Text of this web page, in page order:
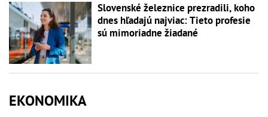
Slovenské železnice prezradili, koho
dnes hľadajú najviac: Tieto profesie
sú mimoriadne žiadané
EKONOMIKA